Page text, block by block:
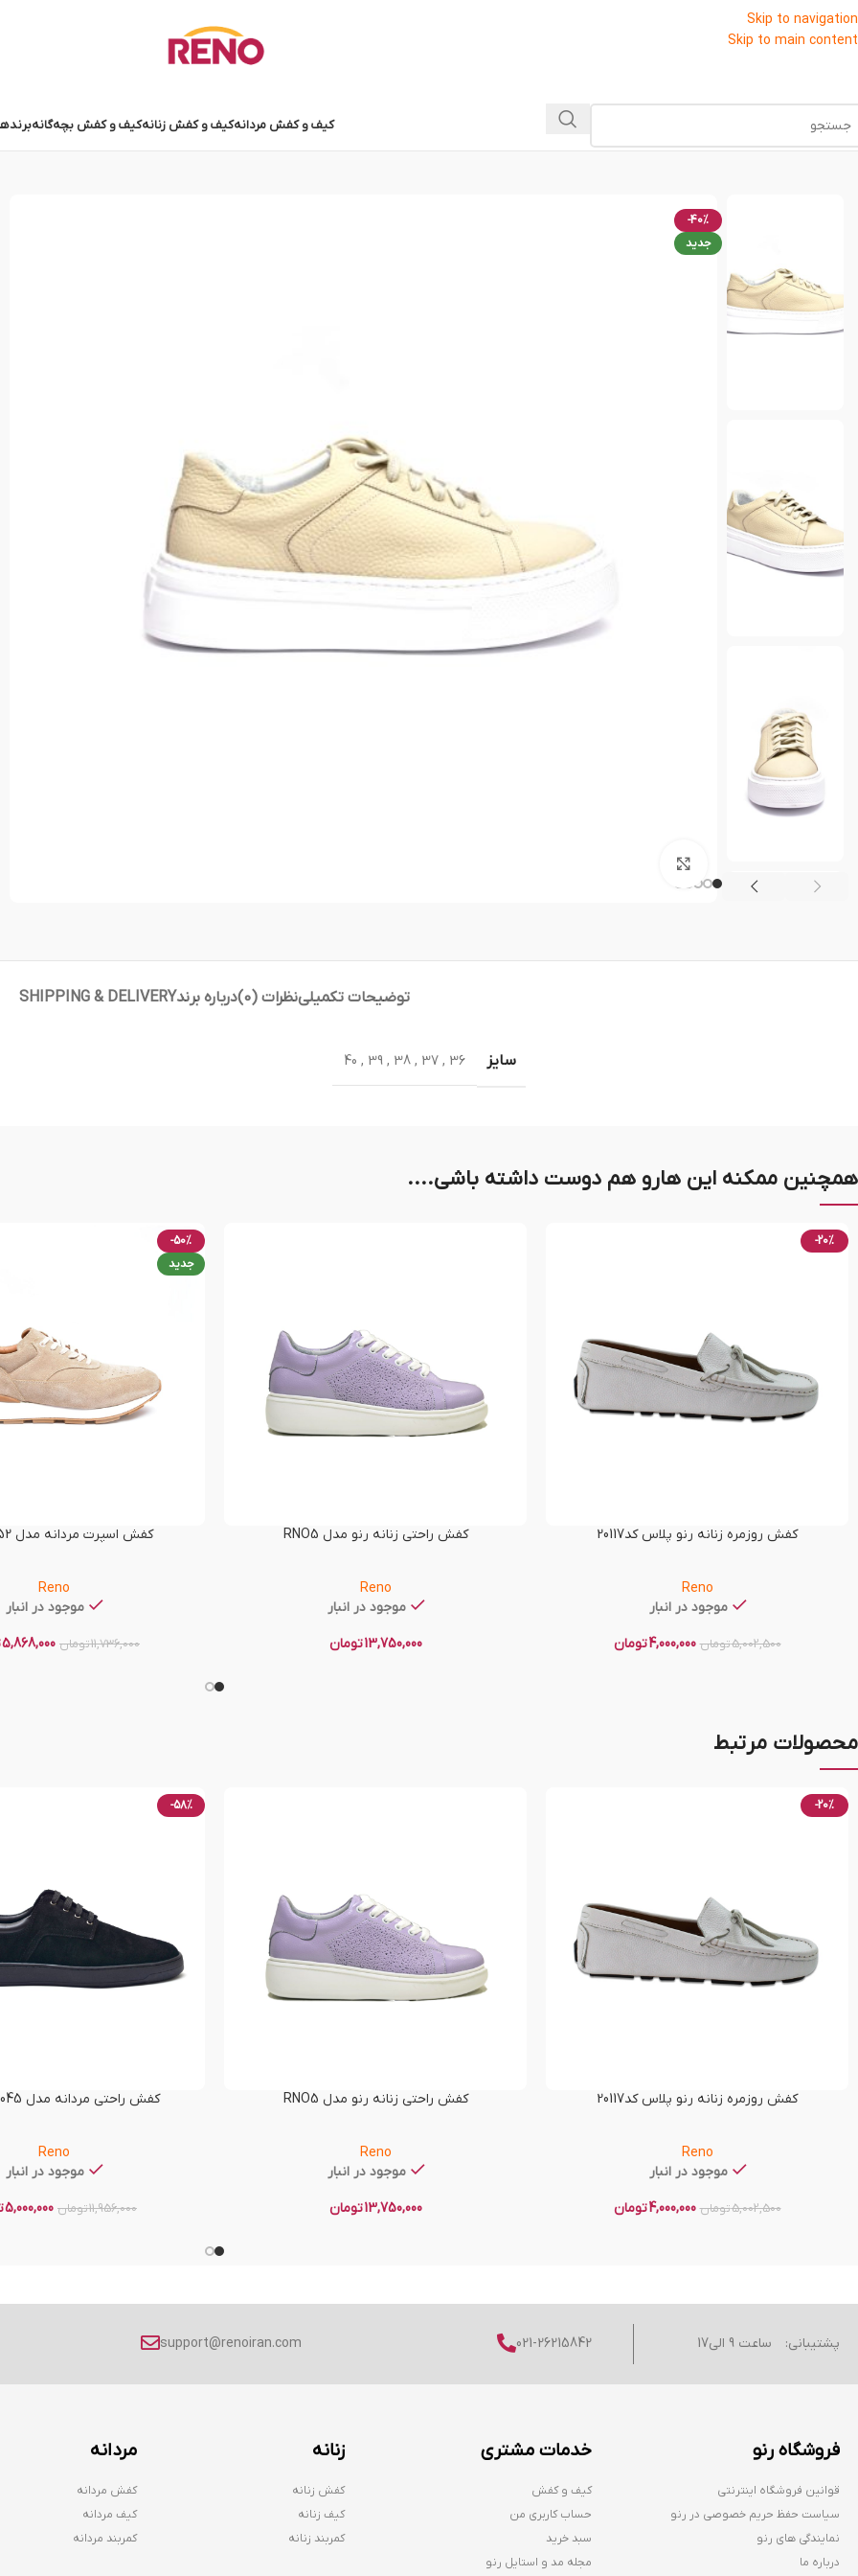
Skip to navigation
Skip to main content
کیف و کفش مردانهکیف و کفش زنانهکیف و کفش بچه‌گانه
-40%
جدید
توضیحات تکمیلینظرات (0) درباره برندSHIPPING & DELIVERY
سایز 36
,
37
,
38
,
39
,
40
همچنین ممکنه این هارو هم دوست داشته باشی....
-20%
کفش روزمره زنانه رنو پلاس کد20117
Reno
موجود در انبار
5,002,500تومان 4,000,000تومان
کفش راحتی زنانه رنو مدل RNO5
Reno
موجود در انبار
13,750,000تومان
-50%
جدید
کفش اسپرت مردانه مدل RNO-T52
Reno
موجود در انبار
11,736,000تومان 5,868,000
محصولات مرتبط
-20%
کفش روزمره زنانه رنو پلاس کد20117
Reno
موجود در انبار
5,002,500تومان 4,000,000تومان
کفش راحتی زنانه رنو مدل RNO5
Reno
موجود در انبار
13,750,000تومان
-58%
کفش راحتی مردانه مدل RENO-60045
Reno
موجود در انبار
11,956,000تومان 5,000,000
پشتیبانی: ساعت 9 الی17 021-26215842
support@renoiran.com
فروشگاه رنو
قوانین فروشگاه اینترنتی
سیاست حفظ حریم خصوصی در رنو
نمایندگی های رنو
درباره ما
خدمات مشتری
کیف و کفش
حساب کاربری من
سبد خرید
مجله مد و استایل رنو
زنانه
کفش زنانه
کیف زنانه
کمربند زنانه
مردانه
کفش مردانه
کیف مردانه
کمربند مردانه